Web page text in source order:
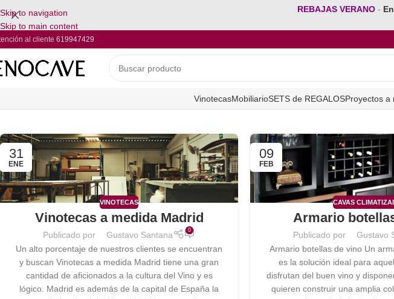
Skip to navigation
Skip to main content
REBAJAS VERANO -
al cliente 619947429
VinotecasMobiliarioSETS de REGALOSProyectos a
31
ENE
VINOTECAS
Vinotecas a medida Madrid
Publicado por Gustavo Santana 0
Un alto porcentaje de nuestros clientes se encuentran
y buscan Vinotecas a medida Madrid tiene una gran
cantidad de aficionados a la cultura del Vino y es
lógico. Madrid es además de la capital de España la
09
FEB
CAVAS
Armario
Publicado por Gustavo
Armario botellas de vino Un
es la solución ideal para
disfrutan del buen vino y
quieren construir una amplia